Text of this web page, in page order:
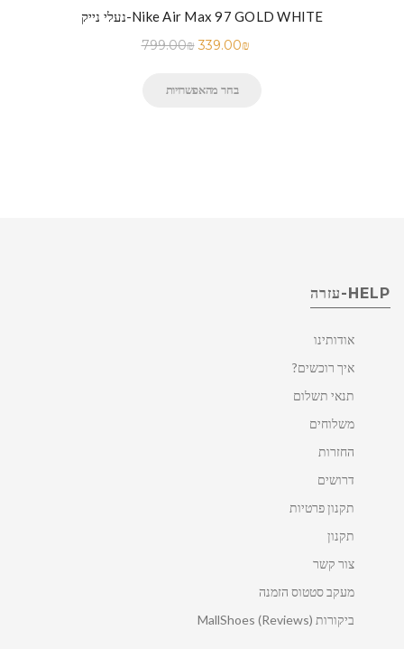
נעלי נייק-Nike Air Max 97 GOLD WHITE
799.00₪ 339.00₪
בחר מהאפשרויות
HELP-עזרה
אודותינו
איך רוכשים?
תנאי תשלום
משלוחים
החזרות
דרושים
תקנון פרטיות
תקנון
צור קשר
מעקב סטטוס הזמנה
ביקורות MallShoes (Reviews)